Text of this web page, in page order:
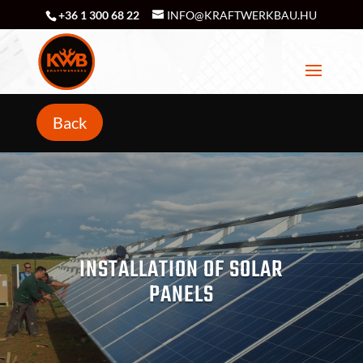
+36 1 300 68 22 INFO@KRAFTWERKBAU.HU
Back
INSTALLATION OF SOLAR
PANELS